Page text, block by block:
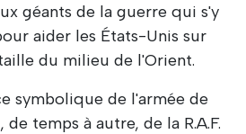
géants de la guerre qui s'y
aider les États-Unis sur
du milieu de l'Orient.
symbolique de l'armée de
temps à autre, de la R.A.F.